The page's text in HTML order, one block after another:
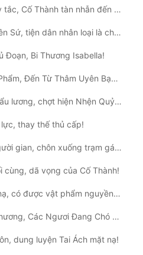
Chương 63: Nắm giữ quy tắc, Cố Thành tàn nhẫn đến mức nào!
Chương 64: Ách Đọa Thiên Sứ, tiện dân nhân loại là chủ nhân của ta?!
Đoạn, Bi Thương Isabella!
Chương 66: Phụ Ma Vật Phẩm, Đến Từ Thâm Uyên Bạch Phú Mỹ!
Chương 67: Khẩn cấp khẩu lương, chợt hiện Nhện Quỷ Mặt Người!
thay thế thủ cấp!
Chương 69: Trùng tộc người gian, chôn xuống trạm gác ngầm!
cùng, dã vọng của Cố Thành!
Chương 71: Tai ách mặt nạ, có được vật phẩm nguyền rủa sinh mệnh!
Chương 72: Đại Sát Tứ Phương, Các Ngươi Đang Chó Sủa Cái Gì?
dung luyện Tai Ách mặt nạ!